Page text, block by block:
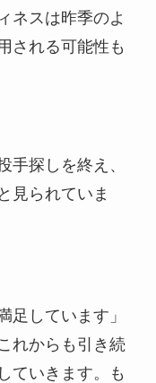
ネスは昨季のよ
される可能性も
手探しを終え、
見られていま
足しています」
れからも引き続
ていきます。も